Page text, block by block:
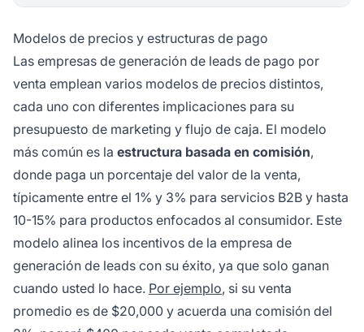
Modelos de precios y estructuras de pago
Las empresas de generación de leads de pago por
venta emplean varios modelos de precios distintos,
cada uno con diferentes implicaciones para su
presupuesto de marketing y flujo de caja. El modelo
más común es la estructura basada en comisión,
donde paga un porcentaje del valor de la venta,
típicamente entre el 1% y 3% para servicios B2B y hasta
10-15% para productos enfocados al consumidor. Este
modelo alinea los incentivos de la empresa de
generación de leads con su éxito, ya que solo ganan
cuando usted lo hace. Por ejemplo, si su venta
promedio es de $20,000 y acuerda una comisión del